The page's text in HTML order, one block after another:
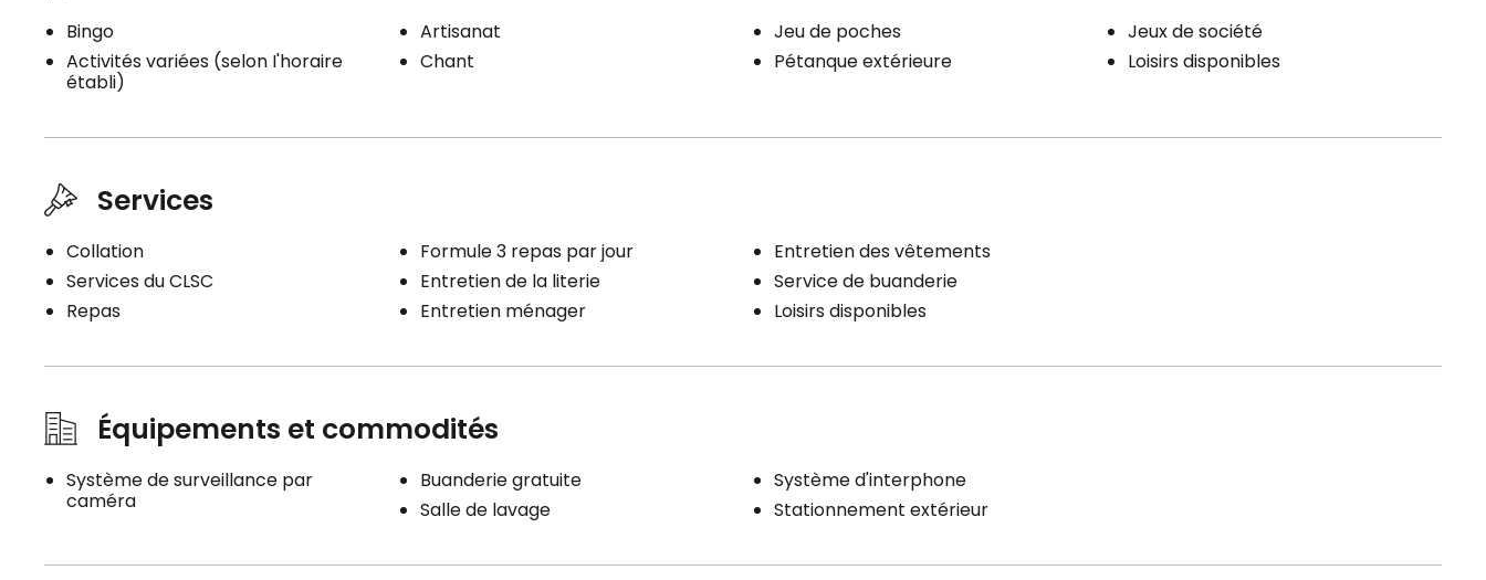
Bingo
Activités variées (selon I'horaire
établi)
Artisanat
Chant
Jeu de poches
Pétanque extérieure
Jeux de société
Loisirs disponibles
Services
Collation
Services du CLSC
Repas
Formule 3 repas par jour
Entretien de la literie
Entretien ménager
Entretien des vêtements
Service de buanderie
Loisirs disponibles
Équipements et commodités
Système de surveillance par
caméra
Buanderie gratuite
Salle de lavage
Système d'interphone
Stationnement extérieur